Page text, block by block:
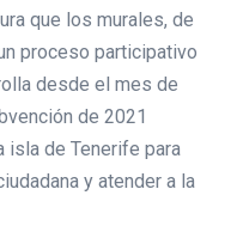
que los murales, de
proceso participativo
desde el mes de
de 2021
isla de Tenerife para
y atender a la